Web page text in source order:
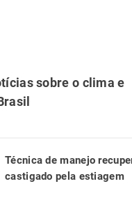
sobre o clima e
Técnica de manejo
castigado pela estiagem